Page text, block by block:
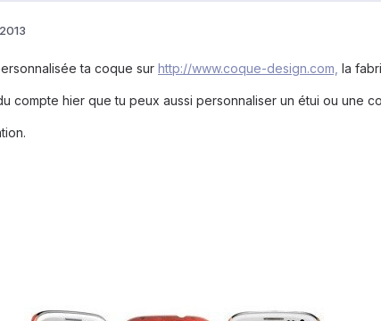
ta coque sur http://www.coque-design.com, la
compte hier que tu peux aussi personnaliser un étui ou une